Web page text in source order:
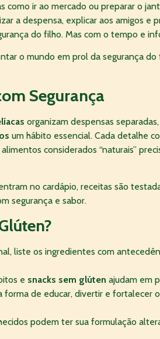
como ir ao mercado ou preparar o
a despensa, explicar aos amigos e
do filho. Mas com o tempo e
o mundo em prol da segurança
Segurança
organizam despensas
um hábito essencial. Cada detalhe
considerados “naturais”
no cardápio, receitas são
segurança e sabor.
?
liste os ingredientes com
e snacks sem glúten ajudam em
forma de educar, divertir e fortalecer
podem ter sua formulação